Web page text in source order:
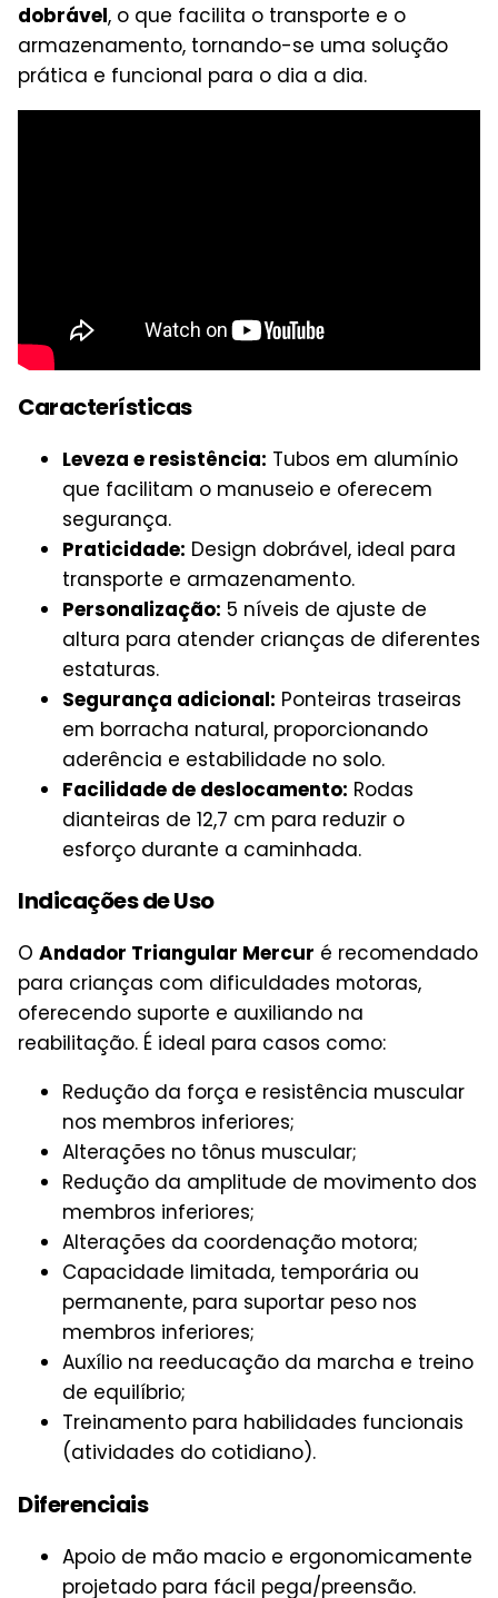
dobrável, o que facilita o transporte e o
armazenamento, tornando-se uma solução
prática e funcional para o dia a dia.
Características
Leveza e resistência: Tubos em alumínio
que facilitam o manuseio e oferecem
segurança.
Praticidade: Design dobrável, ideal para
transporte e armazenamento.
Personalização: 5 níveis de ajuste de
altura para atender crianças de diferentes
estaturas.
Segurança adicional: Ponteiras traseiras
em borracha natural, proporcionando
aderência e estabilidade no solo.
Facilidade de deslocamento: Rodas
dianteiras de 12,7 cm para reduzir o
esforço durante a caminhada.
Indicações de Uso
O Andador Triangular Mercur é recomendado
para crianças com dificuldades motoras,
oferecendo suporte e auxiliando na
reabilitação. É ideal para casos como:
Redução da força e resistência muscular
nos membros inferiores;
Alterações no tônus muscular;
Redução da amplitude de movimento dos
membros inferiores;
Alterações da coordenação motora;
Capacidade limitada, temporária ou
permanente, para suportar peso nos
membros inferiores;
Auxílio na reeducação da marcha e treino
de equilíbrio;
Treinamento para habilidades funcionais
(atividades do cotidiano).
Diferenciais
Apoio de mão macio e ergonomicamente
projetado para fácil pega/preensão.